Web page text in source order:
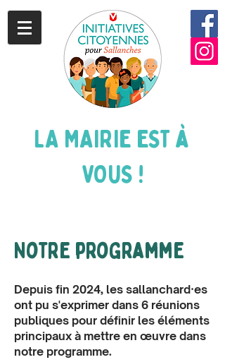
LA MAIRIE EST à
VOUS !
Notre programme
Depuis fin 2024, les sallanchard·es
ont pu s'exprimer dans 6 réunions
publiques pour définir les éléments
principaux à mettre en œuvre dans
notre programme.